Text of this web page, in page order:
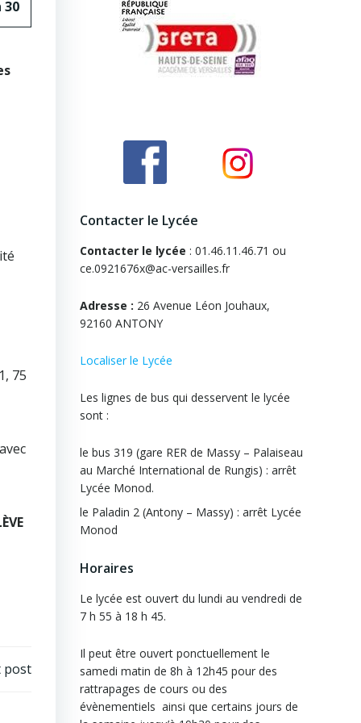
30
75
post
Contacter le Lycée
Contacter le lycée : 01.46.11.46.71 ou
ce.0921676x@ac-versailles.fr
Adresse : 26 Avenue Léon Jouhaux,
92160 ANTONY
Localiser le Lycée
Les lignes de bus qui desservent le lycée
sont :
le bus 319 (gare RER de Massy – Palaiseau
au Marché International de Rungis) : arrêt
Lycée Monod.
le Paladin 2 (Antony – Massy) : arrêt Lycée
Monod
Horaires
Le lycée est ouvert du lundi au vendredi de
7 h 55 à 18 h 45.
Il peut être ouvert ponctuellement le
samedi matin de 8h à 12h45 pour des
rattrapages de cours ou des
évènementiels ainsi que certains jours de